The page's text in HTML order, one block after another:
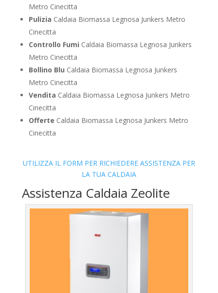
Metro Cinecitta
Pulizia Caldaia Biomassa Legnosa Junkers Metro
Cinecitta
Controllo Fumi Caldaia Biomassa Legnosa Junkers
Metro Cinecitta
Bollino Blu Caldaia Biomassa Legnosa Junkers
Metro Cinecitta
Vendita Caldaia Biomassa Legnosa Junkers Metro
Cinecitta
Offerte Caldaia Biomassa Legnosa Junkers Metro
Cinecitta
UTILIZZA IL FORM PER RICHIEDERE ASSISTENZA PER
LA TUA CALDAIA
Assistenza Caldaia Zeolite